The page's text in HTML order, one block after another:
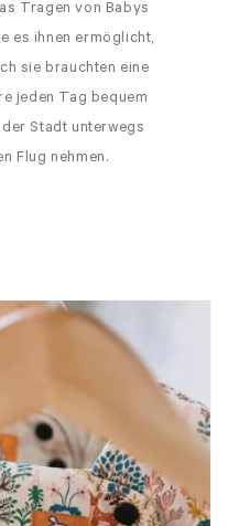
Tragen von Babys
es ihnen ermöglicht,
sie brauchten eine
jeden Tag bequem
Stadt unterwegs
Flug nehmen.